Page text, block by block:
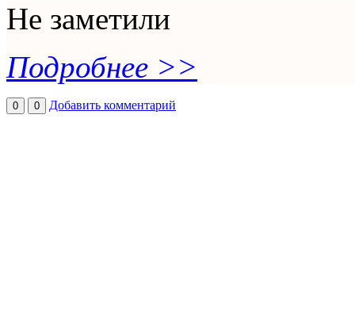
Не заметили
Подробнее >>
0 0 Добавить комментарий